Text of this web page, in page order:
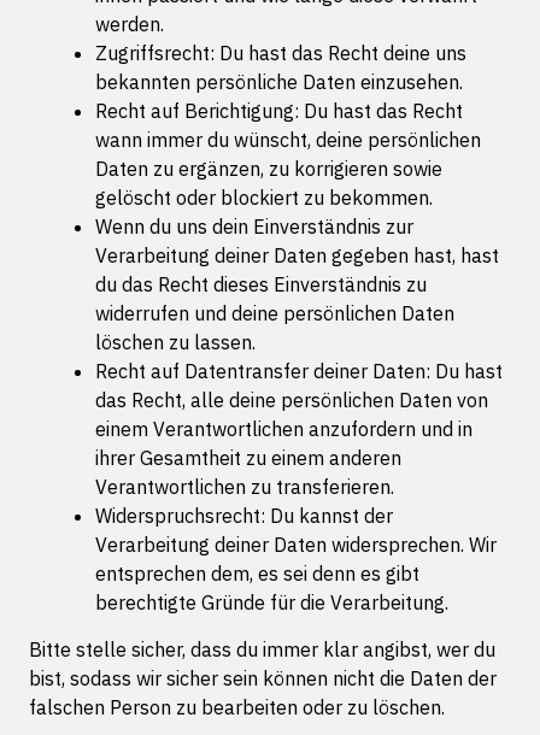
werden.
Zugriffsrecht: Du hast das Recht deine uns
bekannten persönliche Daten einzusehen.
Recht auf Berichtigung: Du hast das Recht
wann immer du wünscht, deine persönlichen
Daten zu ergänzen, zu korrigieren sowie
gelöscht oder blockiert zu bekommen.
Wenn du uns dein Einverständnis zur
Verarbeitung deiner Daten gegeben hast, hast
du das Recht dieses Einverständnis zu
widerrufen und deine persönlichen Daten
löschen zu lassen.
Recht auf Datentransfer deiner Daten: Du hast
das Recht, alle deine persönlichen Daten von
einem Verantwortlichen anzufordern und in
ihrer Gesamtheit zu einem anderen
Verantwortlichen zu transferieren.
Widerspruchsrecht: Du kannst der
Verarbeitung deiner Daten widersprechen. Wir
entsprechen dem, es sei denn es gibt
berechtigte Gründe für die Verarbeitung.
Bitte stelle sicher, dass du immer klar angibst, wer du
bist, sodass wir sicher sein können nicht die Daten der
falschen Person zu bearbeiten oder zu löschen.